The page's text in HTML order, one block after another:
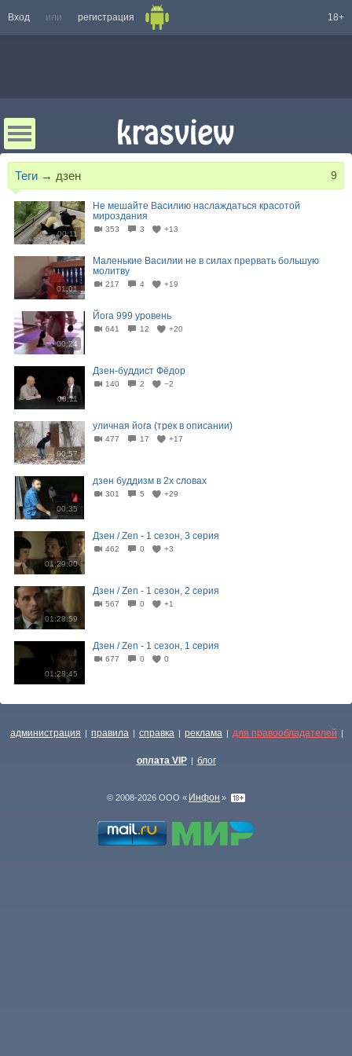
Вход или регистрация 18+
Теги → дзен 9
00:11
Не мешайте Василию наслаждаться красотой
мироздания
353 3 +13
01:01
Маленькие Василии не в силах прервать большую
молитву
217 4 +19
00:24
Йога 999 уровень
641 12 +20
00:11
Дзен-буддист Фёдор
140 2 −2
00:57
уличная йога (трек в описании)
477 17 +17
00:35
дзен буддизм в 2х словах
301 5 +29
01:29:00
Дзен / Zen - 1 сезон, 3 серия
462 0 +3
01:28:59
Дзен / Zen - 1 сезон, 2 серия
567 0 +1
01:28:45
Дзен / Zen - 1 сезон, 1 серия
677 0 0
администрация | правила | справка | реклама | для правообладателей |
оплата VIP | блог
© 2008-2026 ООО « Инфон »